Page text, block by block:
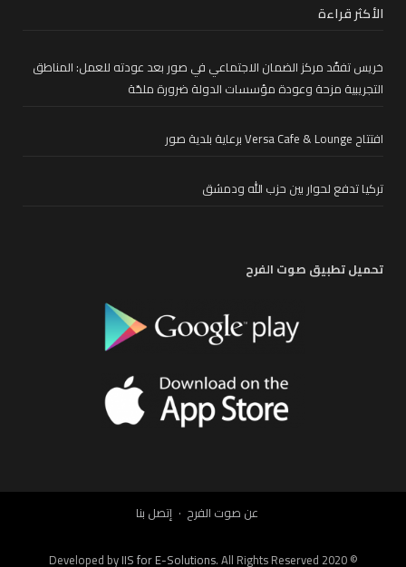
الأكثر قراءة
خريس تفقّد مركز الضمان الاجتماعي في صور بعد عودته للعمل: المناطق
التجريبية مزحة وعودة مؤسسات الدولة ضرورة ملحّة
افتتاح Versa Cafe & Lounge برعاية بلدية صور
تركيا تدفع لحوار بين حزب الله ودمشق
تحميل تطبيق صوت الفرح
عن صوت الفرح إتصل بنا
© Developed by
IIS for E-Solutions. All Rights Reserved 2020